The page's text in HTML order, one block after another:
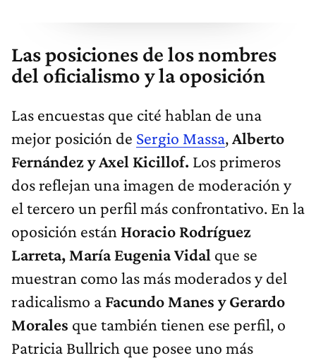
Las posiciones de los nombres
del oficialismo y la oposición
Las encuestas que cité hablan de una
mejor posición de Sergio Massa,Alberto
Fernández y Axel Kicillof. Los primeros
dos reflejan una imagen de moderación y
el tercero un perfil más confrontativo. En la
oposición están Horacio Rodríguez
Larreta, María Eugenia Vidal que se
muestran como las más moderados y del
radicalismo a Facundo Manes y Gerardo
Morales que también tienen ese perfil, o
Patricia Bullrich que posee uno más